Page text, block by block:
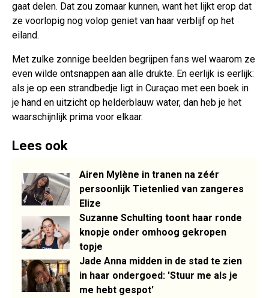
gaat delen. Dat zou zomaar kunnen, want het lijkt erop dat
ze voorlopig nog volop geniet van haar verblijf op het
eiland.
Met zulke zonnige beelden begrijpen fans wel waarom ze
even wilde ontsnappen aan alle drukte. En eerlijk is eerlijk:
als je op een strandbedje ligt in Curaçao met een boek in
je hand en uitzicht op helderblauw water, dan heb je het
waarschijnlijk prima voor elkaar.
Lees ook
Airen Mylène in tranen na zéér
persoonlijk Tietenlied van zangeres
Elize
Suzanne Schulting toont haar ronde
knopje onder omhoog gekropen
topje
Jade Anna midden in de stad te zien
in haar ondergoed: 'Stuur me als je
me hebt gespot'